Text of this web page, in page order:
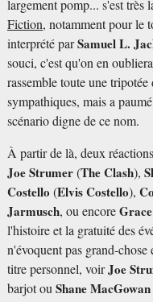
largement pomp... s'est
Fiction, notamment pour le
interprété parSamuel L.
souci, c'est qu'on en
rassemble toute une
sympathiques, mais a
scénario digne de ce nom.
À partir de là, deux
Joe Strumer(The Clash),
Costello (Elvis Costello),
Jarmusch, ou encore
l'histoire et la gratuité des
n'évoquent pas grand-
titre personnel, voirJoe
barjot ouShane MacGowan